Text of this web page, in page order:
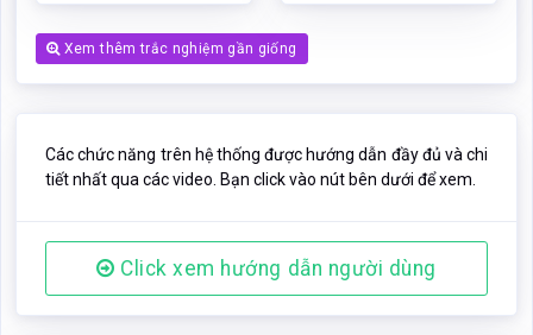
Xem thêm trắc nghiệm gần giống
Các chức năng trên hệ thống được hướng dẫn đầy đủ và chi
tiết nhất qua các video. Bạn click vào nút bên dưới để xem.
Click xem hướng dẫn người dùng